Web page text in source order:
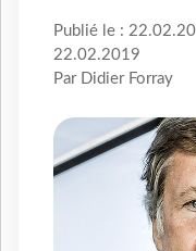
Publié le :
22.02.2019
Par Didier Forray